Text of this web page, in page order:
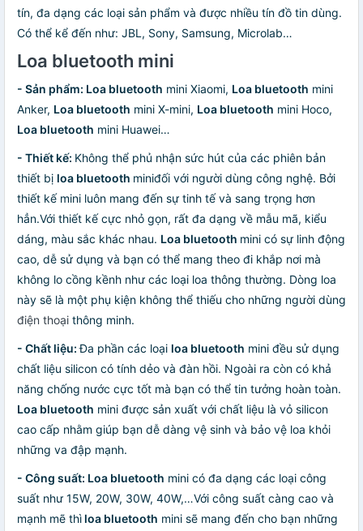
tín, đa dạng các loại sản phẩm và được nhiều tín đồ tin dùng.
Có thể kể đến như: JBL, Sony, Samsung, Microlab…
Loa bluetooth mini
- Sản phẩm: Loa bluetooth mini Xiaomi, Loa bluetooth mini
Anker, Loa bluetooth mini X-mini, Loa bluetooth mini Hoco,
Loa bluetooth mini Huawei…
- Thiết kế: Không thể phủ nhận sức hút của các phiên bản
thiết bị loa bluetooth miniđối với người dùng công nghệ. Bởi
thiết kế mini luôn mang đến sự tinh tế và sang trọng hơn
hẳn.Với thiết kế cực nhỏ gọn, rất đa dạng về mẫu mã, kiểu
dáng, màu sắc khác nhau. Loa bluetooth mini có sự linh động
cao, dễ sử dụng và bạn có thể mang theo đi khắp nơi mà
không lo cồng kềnh như các loại loa thông thường. Dòng loa
này sẽ là một phụ kiện không thể thiếu cho những người dùng
điện thoại thông minh.
- Chất liệu:Đa phần các loại loa bluetooth mini đều sử dụng
chất liệu silicon có tính dẻo và đàn hồi. Ngoài ra còn có khả
năng chống nước cực tốt mà bạn có thể tin tưởng hoàn toàn.
Loa bluetooth mini được sản xuất với chất liệu là vỏ silicon
cao cấp nhằm giúp bạn dễ dàng vệ sinh và bảo vệ loa khỏi
những va đập mạnh.
- Công suất: Loa bluetooth mini có đa dạng các loại công
suất như 15W, 20W, 30W, 40W,…Với công suất càng cao và
mạnh mẽ thì loa bluetooth mini sẽ mang đến cho bạn những